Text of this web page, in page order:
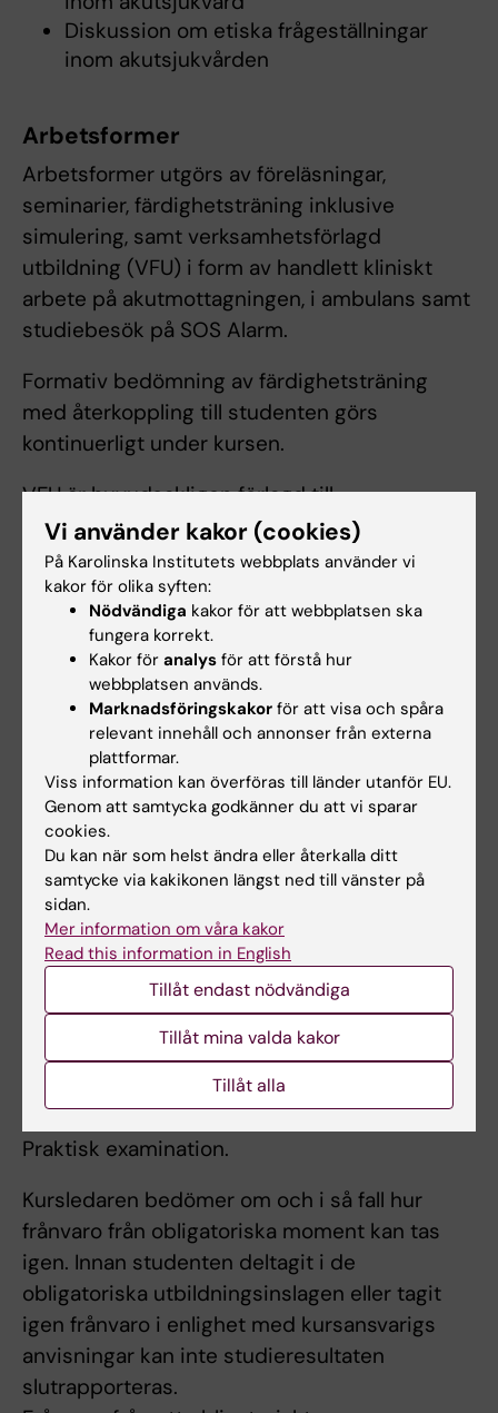
Diskussion om etiska frågeställningar
inom akutsjukvården
Arbetsformer
Arbetsformer utgörs av föreläsningar,
seminarier, färdighetsträning inklusive
simulering, samt verksamhetsförlagd
utbildning (VFU) i form av handlett kliniskt
arbete på akutmottagningen, i ambulans samt
studiebesök på SOS Alarm.
Formativ bedömning av färdighetsträning
med återkoppling till studenten görs
kontinuerligt under kursen.
VFU är huvudsakligen förlagd till
Södersjukhuset men kan även vara förlagd till
Södertälje sjukhus och/eller SLSO närakuter.
VFU i ambulans genomförs i samarbete med
leverantörer av ambulanssjukvård inom SLL.
Schemaläggning på kvällar och helg
förekommer.
Examination
Obligatorier
Alla seminarier, VFU och all färdighetsträning
inklusive simuleringsövningar, är obligatoriska.
Examination
Studentens teoretiska och praktiska
färdigheter, samt förhållningssätt gentemot
patienter, anhöriga och kollegor bedöms
fortlöpande under VFU och en sammantagen
bedömning görs av examinator.
Skriftlig examination.
Praktisk examination.
Kursledaren bedömer om och i så fall hur
frånvaro från obligatoriska moment kan tas
igen. Innan studenten deltagit i de
obligatoriska utbildningsinslagen eller tagit
igen frånvaro i enlighet med kursansvarigs
anvisningar kan inte studieresultaten
slutrapporteras.
Vi använder kakor (cookies)
På Karolinska Institutets webbplats använder vi
kakor för olika syften:
Nödvändiga kakor för att webbplatsen ska
fungera korrekt.
Kakor för analys för att förstå hur
webbplatsen används.
Marknadsföringskakor för att visa och spåra
relevant innehåll och annonser från externa
plattformar.
Viss information kan överföras till länder utanför EU.
Genom att samtycka godkänner du att vi sparar
cookies.
Du kan när som helst ändra eller återkalla ditt
samtycke via kakikonen längst ned till vänster på
sidan.
Mer information om våra kakor
Read this information in English
Tillåt endast nödvändiga
Tillåt mina valda kakor
Tillåt alla